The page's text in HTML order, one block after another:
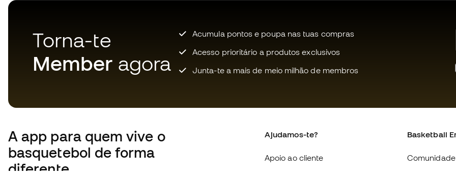
Torna-te
Member agora
Acumula pontos e poupa nas tuas compras
Acesso prioritário a produtos exclusivos
Junta-te a mais de meio milhão de membros
A app para quem vive o
basquetebol de forma
diferente.
Ajudamos-te?
Apoio ao cliente
Basketball